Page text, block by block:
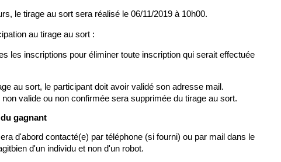
le tirage au sort sera réalisé le 06/11/2019 à 10h00.
au tirage au sort :
les inscriptions pour éliminer toute inscription qui serait effectuée
au sort, le participant doit avoir validé son adresse mail.
valide ou non confirmée sera supprimée du tirage au sort.
gagnant
d'abord contacté(e) par téléphone (si fourni) ou par mail dans le
d'un individu et non d'un robot.